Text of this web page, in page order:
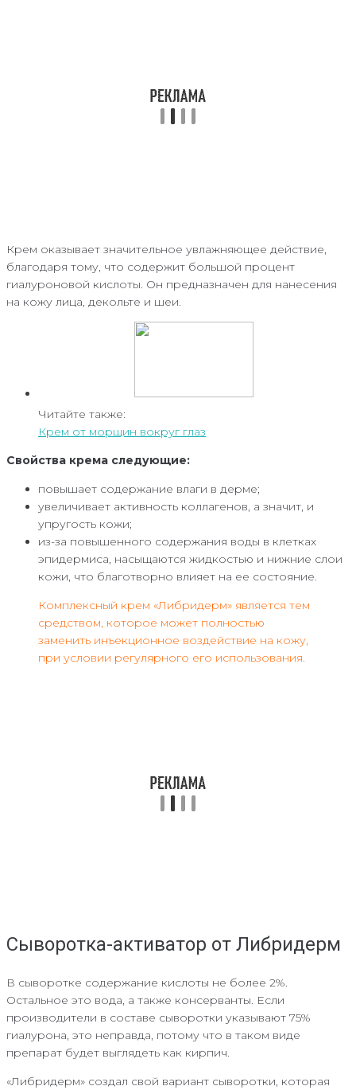
Крем оказывает значительное увлажняющее действие,
благодаря тому, что содержит большой процент
гиалуроновой кислоты. Он предназначен для нанесения
на кожу лица, декольте и шеи.
Читайте также:
Крем от морщин вокруг глаз
Свойства крема следующие:
повышает содержание влаги в дерме;
увеличивает активность коллагенов, а значит, и
упругость кожи;
из-за повышенного содержания воды в клетках
эпидермиса, насыщаются жидкостью и нижние слои
кожи, что благотворно влияет на ее состояние.
Комплексный крем «Либридерм» является тем
средством, которое может полностью
заменить инъекционное воздействие на кожу,
при условии регулярного его использования.
Сыворотка-активатор от Либридерм
В сыворотке содержание кислоты не более 2%.
Остальное это вода, а также консерванты. Если
производители в составе сыворотки указывают 75%
гиалурона, это неправда, потому что в таком виде
препарат будет выглядеть как кирпич.
«Либридерм» создал свой вариант сыворотки, которая